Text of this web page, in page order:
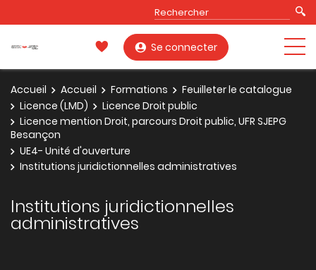
Se connecter
Accueil Accueil Formations
Feuilleter le catalogue
Licence (LMD)
Licence Droit public
Licence mention Droit, parcours Droit public, UFR SJEPG
Besançon
UE4- Unité d'ouverture
Institutions juridictionnelles administratives
Institutions juridictionnelles
administratives